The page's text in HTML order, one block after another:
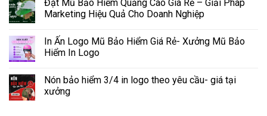
Đặt Mũ Bảo Hiểm Quảng Cáo Giá Rẻ – Giải Pháp
Marketing Hiệu Quả Cho Doanh Nghiệp
In Ấn Logo Mũ Bảo Hiểm Giá Rẻ- Xưởng Mũ Bảo
Hiểm In Logo
Nón bảo hiểm 3/4 in logo theo yêu cầu- giá tại
xưởng